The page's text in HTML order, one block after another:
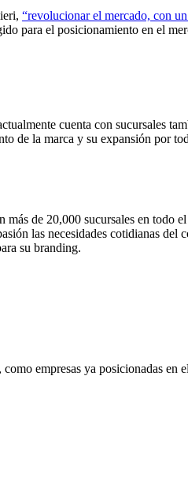
“revolucionar el mercado, con
para el posicionamiento en el
cuenta con sucursales
de la marca y su expansión por
de 20,000 sucursales en todo
las necesidades cotidianas
su branding.
empresas ya posicionadas